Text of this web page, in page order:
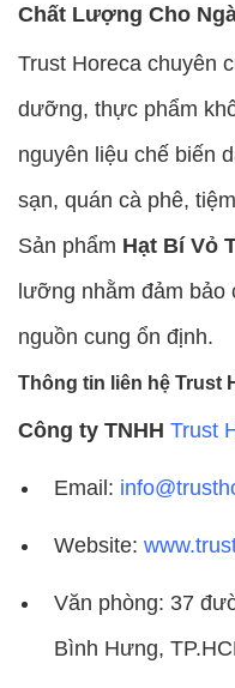
Chất Lượng Cho
Trust Horeca chuyên
dưỡng, thực phẩm
nguyên liệu chế biến
sạn, quán cà phê,
Sản phẩm Hạt Bí Vỏ
lưỡng nhằm đảm bảo
nguồn cung ổn định.
Thông tin liên hệ Trust
Công ty TNHH Trust
Email:
Website:
Văn phòng: 37
Bình Hưng,